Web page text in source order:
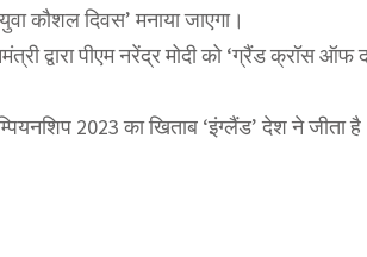
कौशल दिवस’ मनाया जाएगा।
द्वारा पीएम नरेंद्र मोदी को ‘ग्रैंड क्रॉस
2023 का खिताब ‘इंग्लैंड’ देश ने जीता